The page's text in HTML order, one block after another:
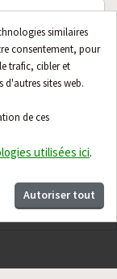
similaires
consentement, pour
trafic, cibler et
d'autres sites web.
de ces
utilisées ici.
Autoriser tout
À propos